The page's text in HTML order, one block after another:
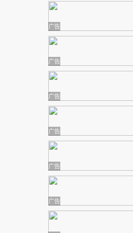
广告
广告
广告
广告
广告
广告